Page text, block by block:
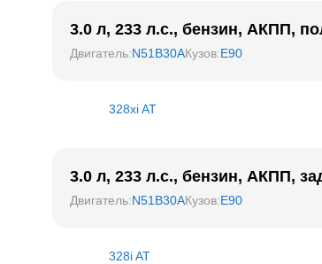
3.0 л, 233 л.с., бензин, АКПП,
Двигатель:N51B30AКузов:E90
328xi AT
3.0 л, 233 л.с., бензин, АКПП,
Двигатель:N51B30AКузов:E90
328i AT